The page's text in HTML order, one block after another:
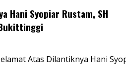
Hani Syopiar Rustam, SH
Atas Dilantiknya Hani